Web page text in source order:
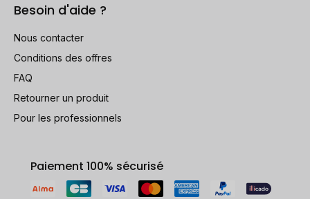
Besoin d'aide ?
Nous contacter
Conditions des offres
FAQ
Retourner un produit
Pour les professionnels
Paiement 100% sécurisé